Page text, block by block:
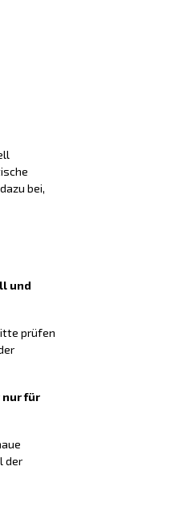
bei,
und
prüfen
nur für
der